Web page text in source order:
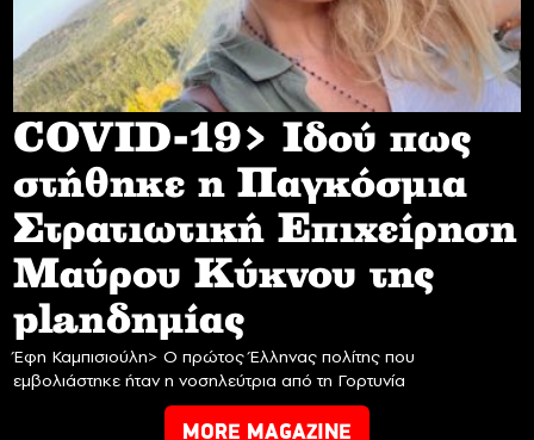
COVID-19> Iδού πως
στήθηκε η Παγκόσμια
Στρατιωτική Επιχείρηση
Mαύρου Κύκνου της
planδημίας
Έφη Καμπισιούλη> Ο πρώτος Έλληνας πολίτης που
εμβολιάστηκε ήταν η νοσηλεύτρια από τη Γορτυνία
MORE MAGAZINE